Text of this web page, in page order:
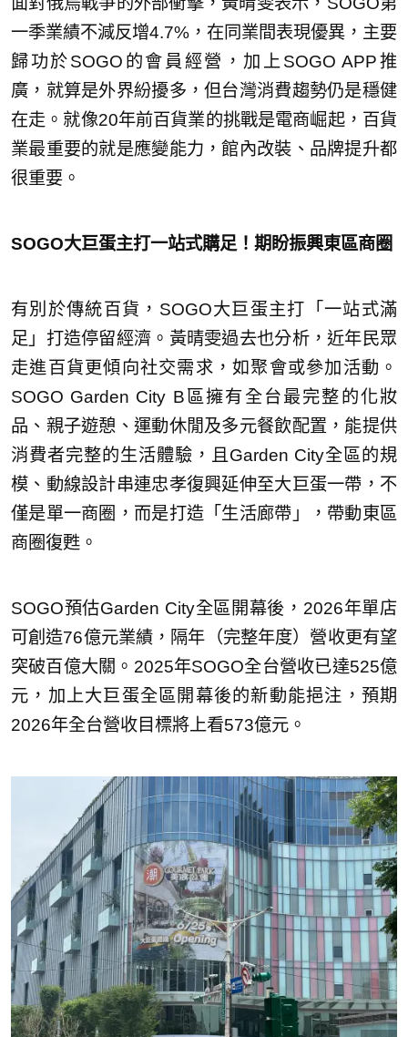
一季業績不減反增4.7%，在同業間表現優異，主要
歸功於SOGO的會員經營，加上SOGO APP推
廣，就算是外界紛擾多，但台灣消費趨勢仍是穩健
在走。就像20年前百貨業的挑戰是電商崛起，百貨
業最重要的就是應變能力，館內改裝、品牌提升都
很重要。
SOGO大巨蛋主打一站式購足！期盼振興東區商圈
有別於傳統百貨，SOGO大巨蛋主打「一站式滿
足」打造停留經濟。黃晴雯過去也分析，近年民眾
走進百貨更傾向社交需求，如聚會或參加活動。
SOGO Garden City B區擁有全台最完整的化妝
品、親子遊憩、運動休閒及多元餐飲配置，能提供
消費者完整的生活體驗，且Garden City全區的規
模、動線設計串連忠孝復興延伸至大巨蛋一帶，不
僅是單一商圈，而是打造「生活廊帶」，帶動東區
商圈復甦。
SOGO預估Garden City全區開幕後，2026年單店
可創造76億元業績，隔年（完整年度）營收更有望
突破百億大關。2025年SOGO全台營收已達525億
元，加上大巨蛋全區開幕後的新動能挹注，預期
2026年全台營收目標將上看573億元。